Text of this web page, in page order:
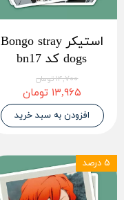
استیکر Bongo stray
dogs کد bn17
۱۴,۷۰۰ تومان
۱۳,۹۶۵ تومان
افزودن به سبد خرید
۵ درصد